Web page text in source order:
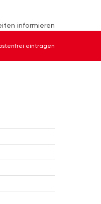
informieren
eintragen